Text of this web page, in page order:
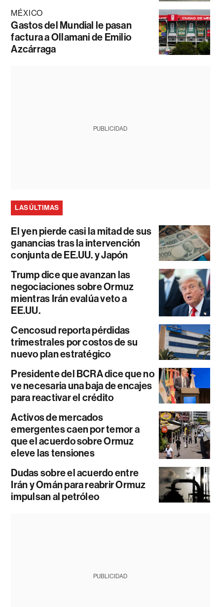
MÉXICO
Gastos del Mundial le pasan
factura a Ollamani de Emilio
Azcárraga
PUBLICIDAD
LAS ÚLTIMAS
El yen pierde casi la mitad de sus
ganancias tras la intervención
conjunta de EE.UU. y Japón
Trump dice que avanzan las
negociaciones sobre Ormuz
mientras Irán evalúa veto a
EE.UU.
Cencosud reporta pérdidas
trimestrales por costos de su
nuevo plan estratégico
Presidente del BCRA dice que no
ve necesaria una baja de encajes
para reactivar el crédito
Activos de mercados
emergentes caen por temor a
que el acuerdo sobre Ormuz
eleve las tensiones
Dudas sobre el acuerdo entre
Irán y Omán para reabrir Ormuz
impulsan al petróleo
PUBLICIDAD